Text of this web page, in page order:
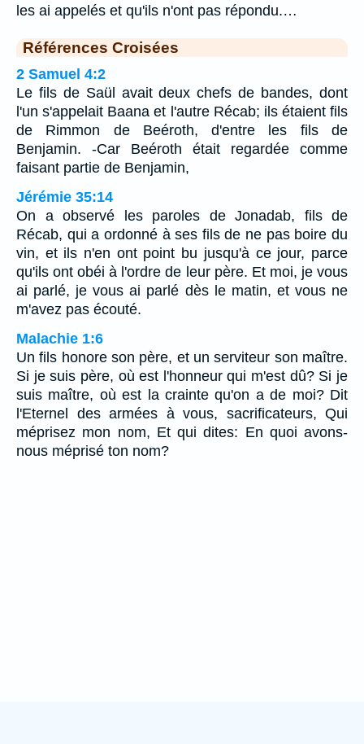
les ai appelés et qu'ils n'ont pas répondu.…
Références Croisées
2 Samuel 4:2
Le fils de Saül avait deux chefs de bandes, dont
l'un s'appelait Baana et l'autre Récab; ils étaient fils
de Rimmon de Beéroth, d'entre les fils de
Benjamin. -Car Beéroth était regardée comme
faisant partie de Benjamin,
Jérémie 35:14
On a observé les paroles de Jonadab, fils de
Récab, qui a ordonné à ses fils de ne pas boire du
vin, et ils n'en ont point bu jusqu'à ce jour, parce
qu'ils ont obéi à l'ordre de leur père. Et moi, je vous
ai parlé, je vous ai parlé dès le matin, et vous ne
m'avez pas écouté.
Malachie 1:6
Un fils honore son père, et un serviteur son maître.
Si je suis père, où est l'honneur qui m'est dû? Si je
suis maître, où est la crainte qu'on a de moi? Dit
l'Eternel des armées à vous, sacrificateurs, Qui
méprisez mon nom, Et qui dites: En quoi avons-
nous méprisé ton nom?